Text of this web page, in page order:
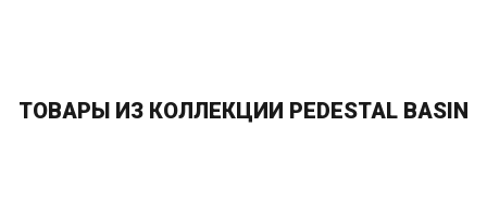
ТОВАРЫ ИЗ КОЛЛЕКЦИИ PEDESTAL BASIN